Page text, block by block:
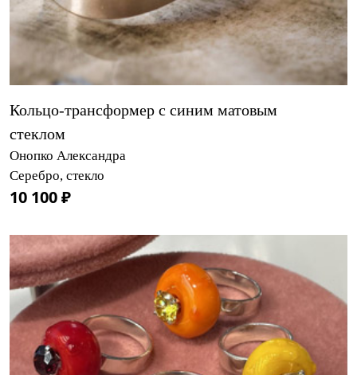
Кольцо-трансформер с синим матовым
стеклом
Онопко Александра
Серебро, стекло
10 100 ₽